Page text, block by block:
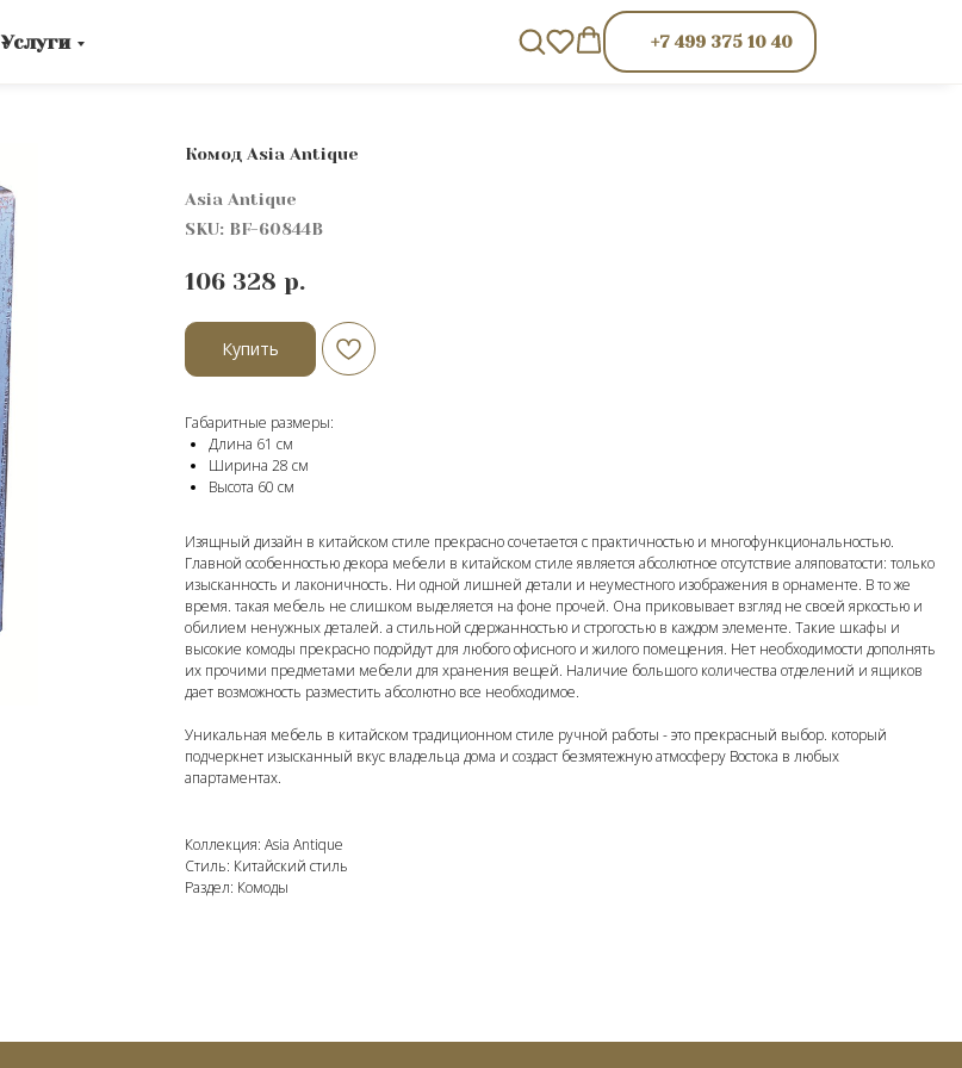
Услуги +7 499 375 10 40
Комод Asia Antique
Asia Antique
SKU: BF-60844B
106 328 р.
Купить
Габаритные размеры:
Длина 61 см
Ширина 28 см
Высота 60 cм
Изящный дизайн в китайском стиле прекрасно сочетается с практичностью и многофункциональностью.
Главной особенностью декора мебели в китайском стиле является абсолютное отсутствие аляповатости: только
изысканность и лаконичность. Ни одной лишней детали и неуместного изображения в орнаменте. В то же
время. такая мебель не слишком выделяется на фоне прочей. Она приковывает взгляд не своей яркостью и
обилием ненужных деталей. а стильной сдержанностью и строгостью в каждом элементе. Такие шкафы и
высокие комоды прекрасно подойдут для любого офисного и жилого помещения. Нет необходимости дополнять
их прочими предметами мебели для хранения вещей. Наличие большого количества отделений и ящиков
дает возможность разместить абсолютно все необходимое.
Уникальная мебель в китайском традиционном стиле ручной работы - это прекрасный выбор. который
подчеркнет изысканный вкус владельца дома и создаст безмятежную атмосферу Востока в любых
апартаментах.
Коллекция: Asia Antique
Стиль: Китайский стиль
Раздел: Комоды